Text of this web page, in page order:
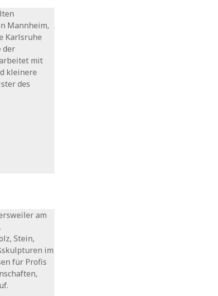
Mannheim,
Karlsruhe
der
mit
kleinere
des
am
Stein,
im
für Profis